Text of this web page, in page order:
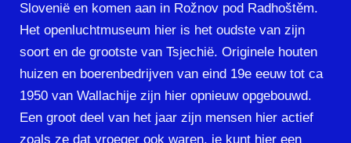
Slovenië en komen aan in Rožnov pod Radhoštěm.
Het openluchtmuseum hier is het oudste van zijn
soort en de grootste van Tsjechië. Originele houten
huizen en boerenbedrijven van eind 19e eeuw tot ca
1950 van Wallachije zijn hier opnieuw opgebouwd.
Een groot deel van het jaar zijn mensen hier actief
zoals ze dat vroeger ook waren, je kunt hier een